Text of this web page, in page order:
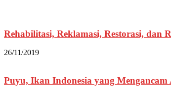
Rehabilitasi, Reklamasi, Restorasi, dan
26/11/2019
Puyu, Ikan Indonesia yang Mengancam